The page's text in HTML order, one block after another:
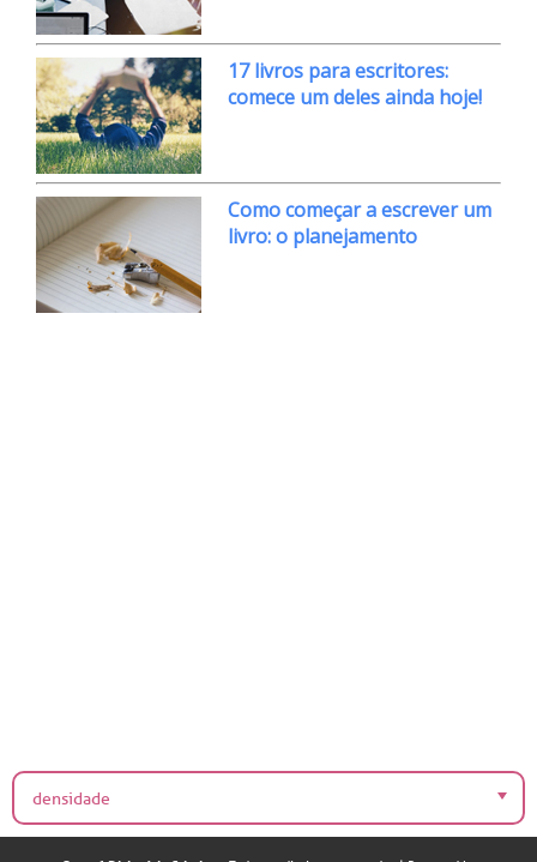
17 livros para escritores:
comece um deles ainda hoje!
Como começar a escrever um
livro: o planejamento
densidade